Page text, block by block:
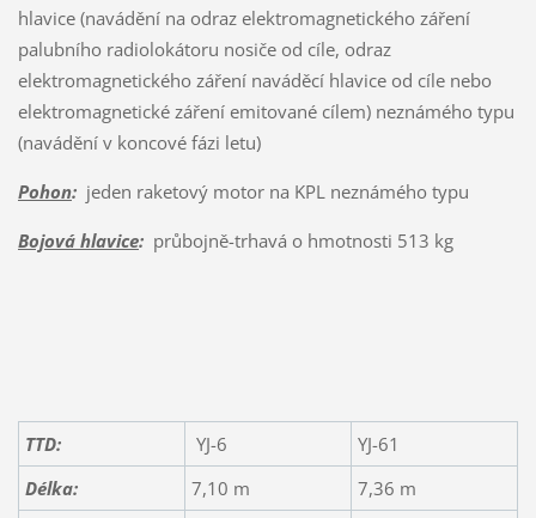
hlavice (navádění na odraz elektromagnetického záření
palubního radiolokátoru nosiče od cíle, odraz
elektromagnetického záření naváděcí hlavice od cíle nebo
elektromagnetické záření emitované cílem) neznámého typu
(navádění v koncové fázi letu)
Pohon:jeden raketový motor na KPL neznámého typu
Bojová hlavice:průbojně-trhavá o hmotnosti 513 kg
TTD: YJ-6
YJ-61
Délka:
7,10 m
7,36 m